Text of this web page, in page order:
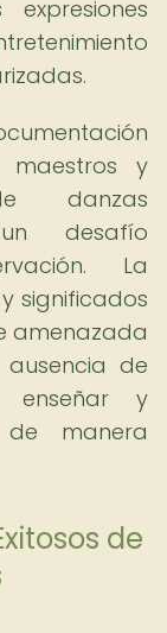
y
danzas
desafío
La
significados
amenazada
de
enseñar y
de manera
de